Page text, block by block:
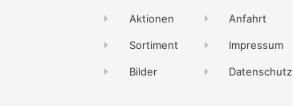
Aktionen
Sortiment
Bilder
Anfahrt
Impressum
Datenschutz